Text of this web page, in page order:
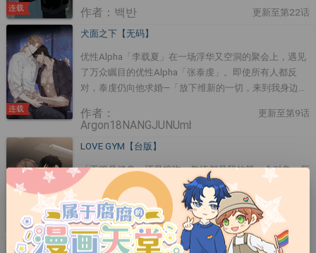
连载 作者：백반 更新至第22话
连载
犬面之下【无码】
优性Alpha「李载夏」在一场浮华又空洞的聚会上，遇见
了万众瞩目的优性Alpha「张泰虔」。即使所有人都反
对，泰虔仍向他求婚—「放下维新的一切，来到我身边。
泰虔，以及因他而不安动摇的载夏。这段婚姻，最后究竟
会走向什么结局？
作者：
Argon18NANGJUNUmbi
更新至第9话
连载
LOVE GYM【台版】
「不管是健身，还是接吻，教练都是我的第一个对象。所
以也希望你能够成为我的第一个恋爱对象。」那个之前圆
滚滚的男人，竟然变成帅气的肌肉男!!「教练！跟我谈恋
爱吧。」两个充满魅力的性感男子的爱情故事，就此展开
～!
作者：Muhandae 更新至第31话
策略拍档【无码】